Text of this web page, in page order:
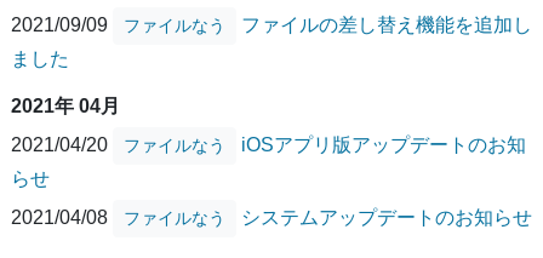
2021/09/09
ファイルなう
ファイルの差し替え機能を追加し
ました
2021年 04月
2021/04/20
ファイルなう
iOSアプリ版アップデートのお知
らせ
2021/04/08
ファイルなう システムアップデートのお知らせ